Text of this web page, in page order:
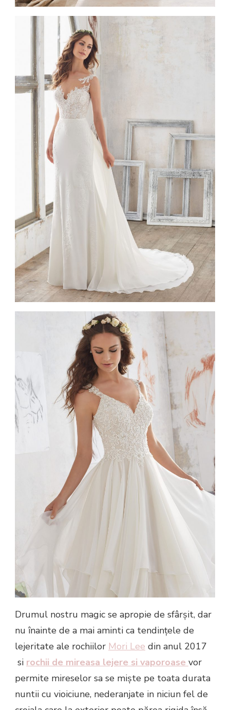
Drumul nostru magic se apropie de sfârșit, dar
nu înainte de a mai aminti ca tendințele de
lejeritate ale rochiilor Mori Lee din anul 2017
si rochii de mireasa lejere si vaporoase vor
permite mireselor sa se miște pe toata durata
nuntii cu vioiciune, nederanjate in niciun fel de